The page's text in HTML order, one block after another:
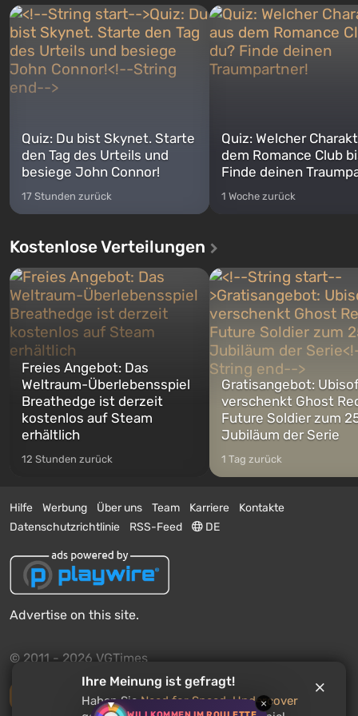
×
Quiz: Du bist Skynet. Starte
den Tag des Urteils und
besiege John Connor!
17 Stunden zurück
Quiz: Welcher
dem Romance Club
Finde deinen
1 Woche zurück
Kostenlose Verteilungen
Freies Angebot: Das
Weltraum-Überlebensspiel
Breathedge ist derzeit
kostenlos auf Steam
erhältlich
12 Stunden zurück
Gratisangebot:
verschenkt Ghost
Future Soldier zum
Jubiläum der Serie
1 Tag zurück
Hilfe Werbung Über uns Team Karriere
Kontakte
Datenschutzrichtlinie
RSS-Feed DE
Advertise on this site.
© 2011 - 2026 VGTimes
Vollständige Version
Ihre Meinung ist gefragt!
Haben SieNeed for Speed: Undercover